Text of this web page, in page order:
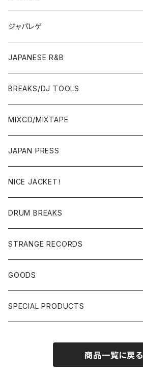
OTHERS
JAPANESE
OTHERS
ジャパレゲ
JAPANESE R&B
BREAKS/DJ TOOLS
BREAKS/MEGAMIX/CUT UP
RE-EDIT/DJ TOOLS
MIXCD/MIXTAPE
MIXCD
日本語ラップ
JAPANESE DJ
MIXTAPE
JAPAN PRESS
LP(+ OBI)
7"/12"
NICE JACKET！
DONUTS 45
GIRLS
HIPHOP CLASSIC GALLERY
日本語ラップ CLASSIC GALLERY
DRUM BREAKS
US/UK/OTHERS
JAPANESE
STRANGE RECORDS
DRUM DRUM DRUM/KARAOKE
パチソン/AUDIO CHECK/LIBRARY
GOODS
BOOK
SPECIAL PRODUCTS
商品一覧に戻る